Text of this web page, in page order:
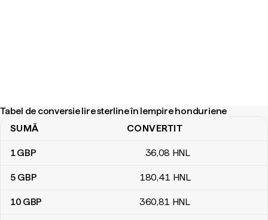
Tabel de conversie lire sterline în lempire honduriene
Tabel de conversie lire sterline în lempire honduriene
SUMĂ CONVERTIT
1GBP 36,08 HNL
5 GBP 180,41 HNL
10 GBP 360,81 HNL